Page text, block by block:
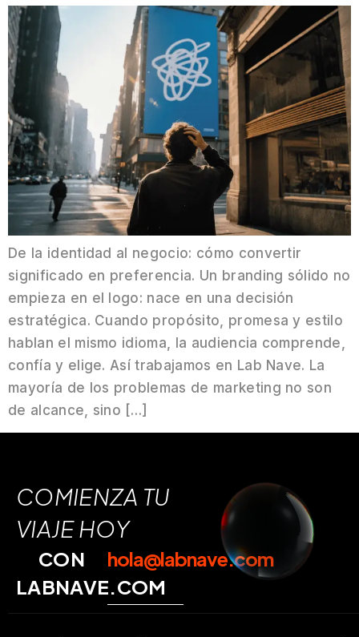
De la identidad al negocio: cómo convertir
significado en preferencia. Un branding sólido no
empieza en el logo: nace en una decisión
estratégica. Cuando propósito, promesa y estilo
hablan el mismo idioma, la audiencia comprende,
confía y elige. Así trabajamos en Lab Nave. La
mayoría de los problemas de marketing no son
de alcance, sino […]
COMIENZA TU
VIAJE HOY
CON
LABNAVE.COM
hola@labnave.com